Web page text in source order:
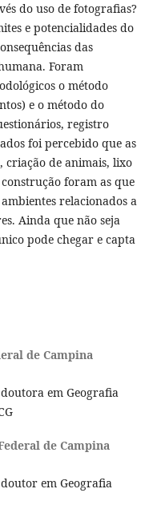
do uso de fotografias?
e potencialidades do
das
Foram
o método
e o método do
registro
foi percebido que as
criação de animais, lixo
foram as que
relacionados a
Ainda que não seja
pode chegar e capta
de Campina
em Geografia
de Campina
em Geografia